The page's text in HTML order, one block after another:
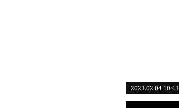
2023.02.04 10:43